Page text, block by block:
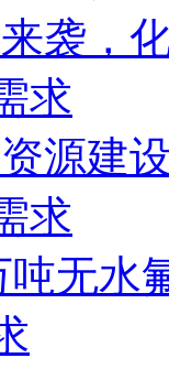
袭，
求
源建
求
吨无水